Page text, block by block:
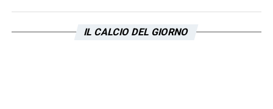
Ecco le prime immagini dall’impianto
IL CALCIO DEL GIORNO